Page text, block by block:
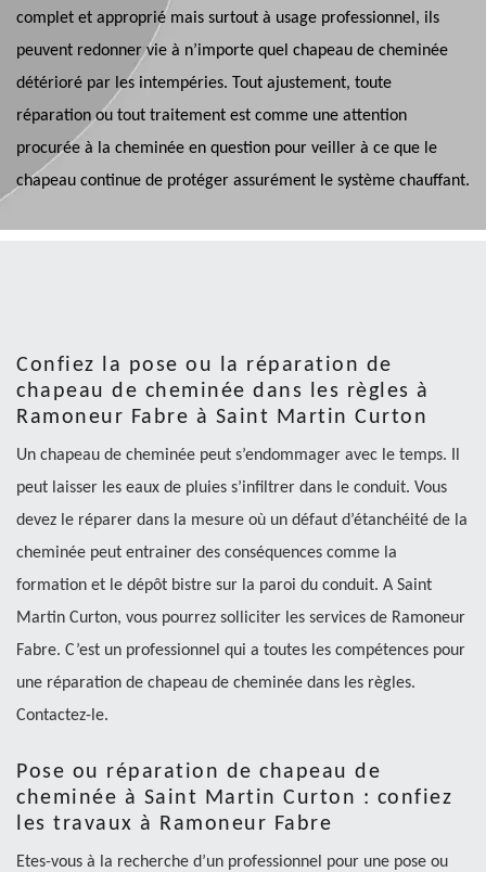
complet et approprié mais surtout à usage professionnel, ils
peuvent redonner vie à n’importe quel chapeau de cheminée
détérioré par les intempéries. Tout ajustement, toute
réparation ou tout traitement est comme une attention
procurée à la cheminée en question pour veiller à ce que le
chapeau continue de protéger assurément le système chauffant.
Confiez la pose ou la réparation de
chapeau de cheminée dans les règles à
Ramoneur Fabre à Saint Martin Curton
Un chapeau de cheminée peut s’endommager avec le temps. Il
peut laisser les eaux de pluies s’infiltrer dans le conduit. Vous
devez le réparer dans la mesure où un défaut d’étanchéité de la
cheminée peut entrainer des conséquences comme la
formation et le dépôt bistre sur la paroi du conduit. A Saint
Martin Curton, vous pourrez solliciter les services de Ramoneur
Fabre. C’est un professionnel qui a toutes les compétences pour
une réparation de chapeau de cheminée dans les règles.
Contactez-le.
Pose ou réparation de chapeau de
cheminée à Saint Martin Curton : confiez
les travaux à Ramoneur Fabre
Etes-vous à la recherche d’un professionnel pour une pose ou